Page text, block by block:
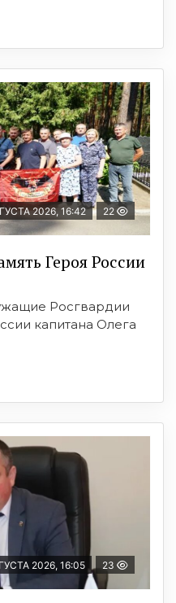
2026, 16:42 22
Героя России
Росгвардии
капитана Олега
2026, 16:05 23